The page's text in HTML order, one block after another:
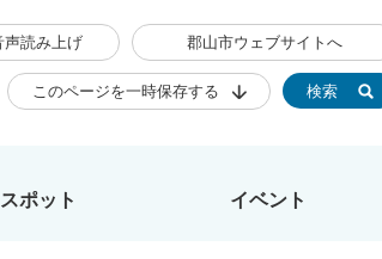
声読み上げ 郡山市ウェブサイトへ
このページを一時保存する 検索
ポット イベント